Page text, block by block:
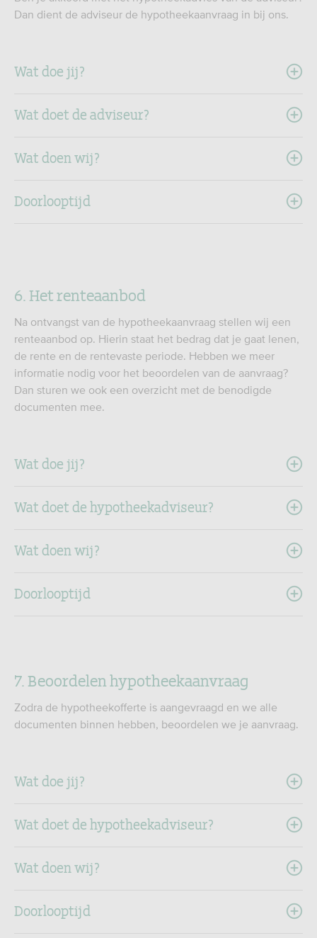
Dan dient de adviseur de hypotheekaanvraag in bij ons.
Wat doe jij?
Wat doet de adviseur?
Wat doen wij?
Doorlooptijd
6. Het renteaanbod
Na ontvangst van de hypotheekaanvraag stellen wij een
renteaanbod op. Hierin staat het bedrag dat je gaat lenen,
de rente en de rentevaste periode. Hebben we meer
informatie nodig voor het beoordelen van de aanvraag?
Dan sturen we ook een overzicht met de benodigde
documenten mee.
Wat doe jij?
Wat doet de hypotheekadviseur?
Wat doen wij?
Doorlooptijd
7. Beoordelen hypotheekaanvraag
Zodra de hypotheekofferte is aangevraagd en we alle
documenten binnen hebben, beoordelen we je aanvraag.
Wat doe jij?
Wat doet de hypotheekadviseur?
Wat doen wij?
Doorlooptijd